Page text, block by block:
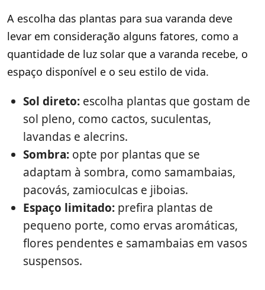
A escolha das plantas para sua varanda deve
levar em consideração alguns fatores, como a
quantidade de luz solar que a varanda recebe, o
espaço disponível e o seu estilo de vida.
Sol direto: escolha plantas que gostam de
sol pleno, como cactos, suculentas,
lavandas e alecrins.
Sombra: opte por plantas que se
adaptam à sombra, como samambaias,
pacovás, zamioculcas e jiboias.
Espaço limitado: prefira plantas de
pequeno porte, como ervas aromáticas,
flores pendentes e samambaias em vasos
suspensos.